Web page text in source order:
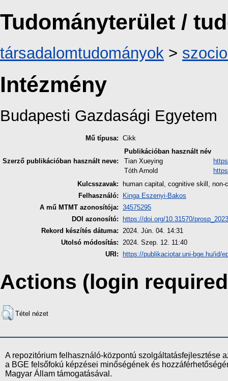
Tudományterület /
társadalomtudományok >
Intézmény
Budapesti Gazdasági Egyetem
Mű típusa: Cikk
Szerző publikációban használt neve:
Publikációban használt név
Tian Xueying
Tóth Arnold
Kulcsszavak:
human capital, cognitive skill,
Felhasználó:
Kinga Eszenyi-Bakos
A mű MTMT azonosítója: 34575295
DOI azonosító:
https://doi.org/10.31570/
Rekord készítés dátuma: 2024. Jún. 04. 14:31
Utolsó módosítás: 2024. Szep. 12. 11:40
URI:
https://publikaciotar.uni-bge.hu/id/
Actions (login
Tétel nézet
A repozitórium felhasználó-központú szolgáltatásfejlesztése
a BGE felsőfokú képzései minőségének és
Magyar Állam támogatásával.